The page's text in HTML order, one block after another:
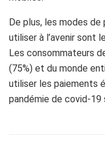
De plus, les modes
utiliser à l’avenir sont
Les consommateurs
(75%) et du monde
utiliser les paiements
pandémie de covid-19